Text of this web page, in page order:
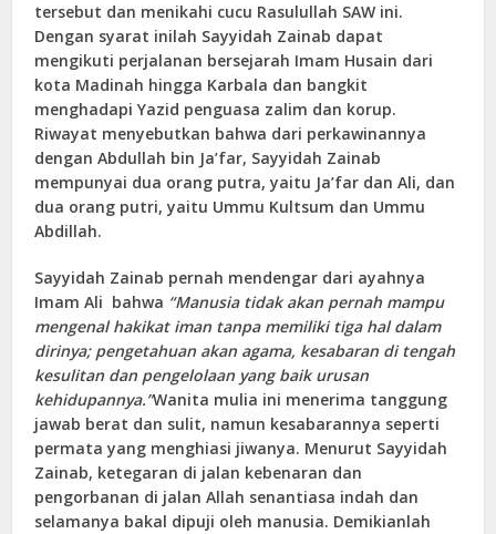
tersebut dan menikahi cucu Rasulullah SAW ini.
Dengan syarat inilah Sayyidah Zainab dapat
mengikuti perjalanan bersejarah Imam Husain dari
kota Madinah hingga Karbala dan bangkit
menghadapi Yazid penguasa zalim dan korup.
Riwayat menyebutkan bahwa dari perkawinannya
dengan Abdullah bin Ja’far, Sayyidah Zainab
mempunyai dua orang putra, yaitu Ja’far dan Ali, dan
dua orang putri, yaitu Ummu Kultsum dan Ummu
Abdillah.
Sayyidah Zainab pernah mendengar dari ayahnya
Imam Ali bahwa “Manusia tidak akan pernah mampu
mengenal hakikat iman tanpa memiliki tiga hal dalam
dirinya; pengetahuan akan agama, kesabaran di tengah
kesulitan dan pengelolaan yang baik urusan
kehidupannya.”Wanita mulia ini menerima tanggung
jawab berat dan sulit, namun kesabarannya seperti
permata yang menghiasi jiwanya. Menurut Sayyidah
Zainab, ketegaran di jalan kebenaran dan
pengorbanan di jalan Allah senantiasa indah dan
selamanya bakal dipuji oleh manusia. Demikianlah